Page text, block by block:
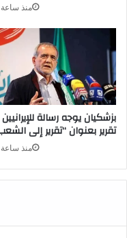
منذ ساعة
بزشكيان يوجه رسالة
تقرير بعنوان “تقرير إلى
منذ ساعة